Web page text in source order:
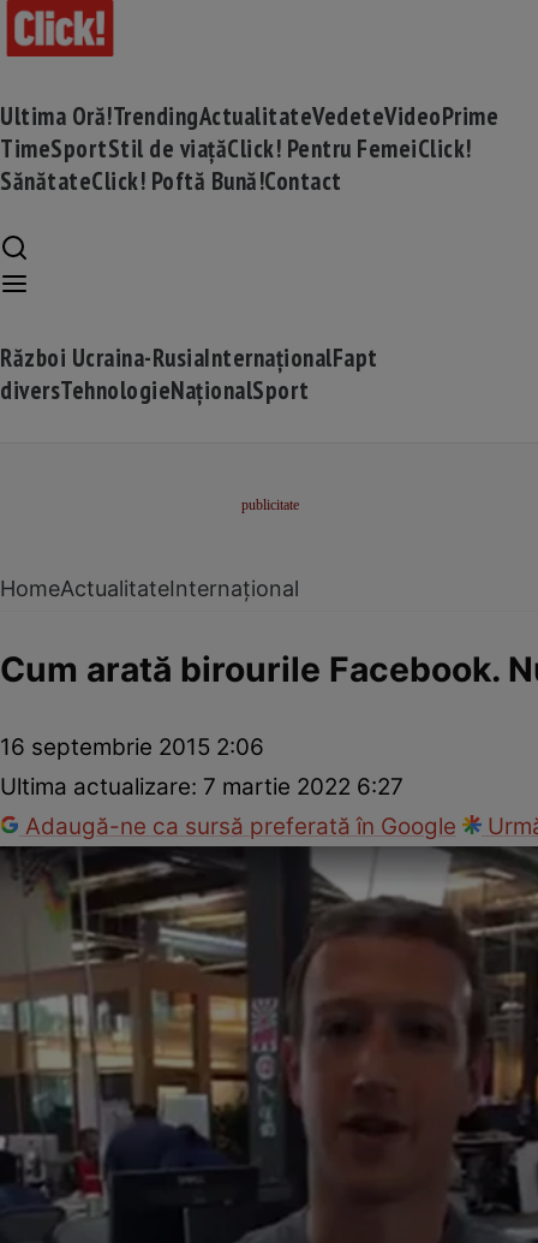
Ultima Oră!TrendingActualitateVedeteVideoPrime
TimeSportStil de viațăClick! Pentru FemeiClick!
SănătateClick! Poftă Bună!Contact
Război Ucraina-RusiaInternaționalFapt
diversTehnologieNaționalSport
HomeActualitateInternațional
Cum arată birourile Facebook.
16 septembrie 2015 2:06
Ultima actualizare: 7 martie 2022 6:27
Adaugă-ne ca sursă preferată în Google